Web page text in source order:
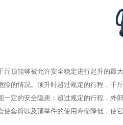
斤顶能够被允许安全稳定进行起升的最
险的情况。顶升时超过规定的行程，
一定的安全隐患；超过规定的行程，
使套筒以及顶举件的使用寿命降低，使